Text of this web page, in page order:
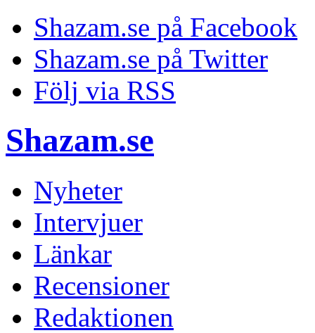
Shazam.se på Facebook
Shazam.se på Twitter
Följ via RSS
Shazam.se
Nyheter
Intervjuer
Länkar
Recensioner
Redaktionen